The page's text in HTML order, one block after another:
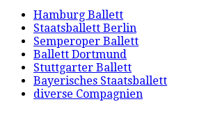
Hamburg Ballett
Staatsballett Berlin
Semperoper Ballett
Ballett Dortmund
Stuttgarter Ballett
Bayerisches Staatsballett
diverse Compagnien